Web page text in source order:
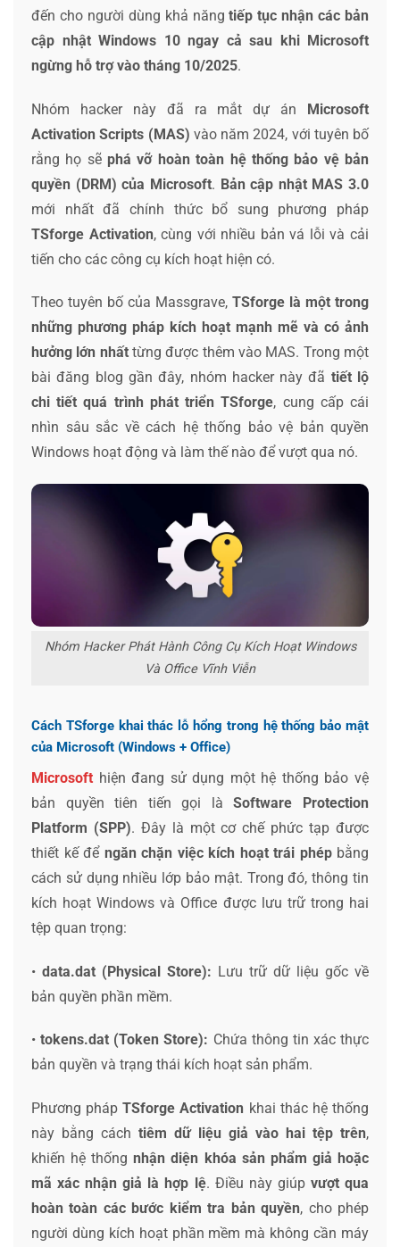
đến cho người dùng khả năngtiếp tục nhận các bản
cập nhật Windows 10 ngay cả sau khi Microsoft
ngừng hỗ trợ vào tháng 10/2025.
Nhóm hacker này đã ra mắt dự án Microsoft
Activation Scripts (MAS) vào năm 2024, với tuyên bố
rằng họ sẽ phá vỡ hoàn toàn hệ thống bảo vệ bản
quyền (DRM) của Microsoft. Bản cập nhật MAS 3.0
mới nhất đã chính thức bổ sung phương pháp
TSforge Activation, cùng với nhiều bản vá lỗi và cải
tiến cho các công cụ kích hoạt hiện có.
Theo tuyên bố của Massgrave, TSforge là một trong
những phương pháp kích hoạt mạnh mẽ và có ảnh
hưởng lớn nhấttừng được thêm vào MAS. Trong một
bài đăng blog gần đây, nhóm hacker này đã tiết lộ
chi tiết quá trình phát triển TSforge, cung cấp cái
nhìn sâu sắc về cách hệ thống bảo vệ bản quyền
Windows hoạt động và làm thế nào để vượt qua nó.
Nhóm Hacker Phát Hành Công Cụ Kích Hoạt Windows
Và Office Vĩnh Viễn
Cách TSforge khai thác lỗ hổng trong hệ thống bảo mật
của Microsoft (Windows + Office)
Microsoft hiện đang sử dụng một hệ thống bảo vệ
bản quyền tiên tiến gọi làSoftware Protection
Platform (SPP). Đây là một cơ chế phức tạp được
thiết kế để ngăn chặn việc kích hoạt trái phépbằng
cách sử dụng nhiều lớp bảo mật. Trong đó, thông tin
kích hoạt Windows và Office được lưu trữ trong hai
tệp quan trọng:
• data.dat (Physical Store): Lưu trữ dữ liệu gốc về
bản quyền phần mềm.
•tokens.dat (Token Store): Chứa thông tin xác thực
bản quyền và trạng thái kích hoạt sản phẩm.
Phương phápTSforge Activation khai thác hệ thống
này bằng cách tiêm dữ liệu giả vào hai tệp trên,
khiến hệ thốngnhận diện khóa sản phẩm giả hoặc
mã xác nhận giả là hợp lệ. Điều này giúp vượt qua
hoàn toàn các bước kiểm tra bản quyền, cho phép
người dùng kích hoạt phần mềm mà không cần máy